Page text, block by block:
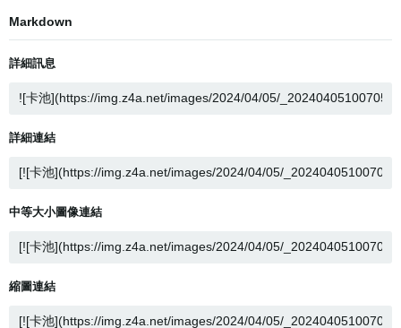
Markdown
詳細訊息
詳細連結
中等大小圖像連結
縮圖連結